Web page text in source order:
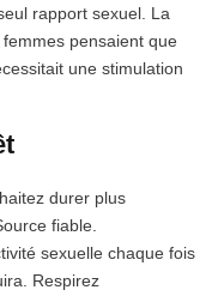
rapport sexuel. La
pensaient que
une stimulation
durer plus
fiable.
sexuelle chaque fois
Respirez